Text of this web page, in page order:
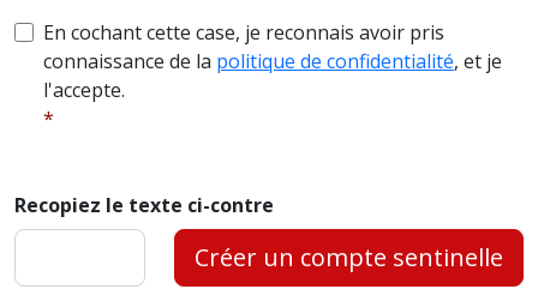
En cochant cette case, je reconnais avoir pris
connaissance de la politique de confidentialité, et je
l'accepte.
Recopiez le texte ci-contre
Créer un compte sentinelle